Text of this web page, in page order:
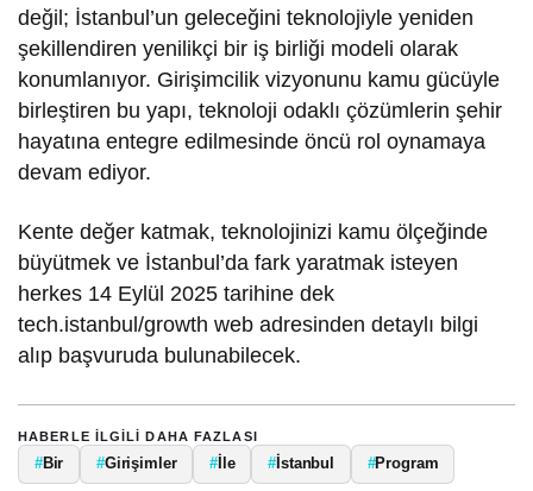
değil; İstanbul’un geleceğini teknolojiyle yeniden
şekillendiren yenilikçi bir iş birliği modeli olarak
konumlanıyor. Girişimcilik vizyonunu kamu gücüyle
birleştiren bu yapı, teknoloji odaklı çözümlerin şehir
hayatına entegre edilmesinde öncü rol oynamaya
devam ediyor.
Kente değer katmak, teknolojinizi kamu ölçeğinde
büyütmek ve İstanbul’da fark yaratmak isteyen
herkes 14 Eylül 2025 tarihine dek
tech.istanbul/growth web adresinden detaylı bilgi
alıp başvuruda bulunabilecek.
HABERLE ILGILI DAHA FAZLASI
#Bir #Girişimler #İle # İstanbul #Program